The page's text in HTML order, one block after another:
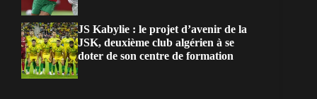
JS Kabylie : le projet d’avenir de la
JSK, deuxième club algérien à se
doter de son centre de formation